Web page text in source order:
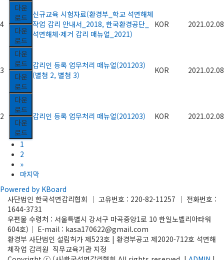
4
다운
로드
다운
로드
신규교육 시험자료(환경부_학교 석면해체
작업 감리 안내서_2018, 한국환경공단_
석면해체·제거 감리 매뉴얼_2021)
KOR 2021.02.08
3
다운
로드
다운
로드
감리인 등록 업무처리 매뉴얼(201203)
(별첨 2, 별첨 3)
KOR 2021.02.08
2
다운
로드
다운
로드
감리인 등록 업무처리 매뉴얼(201203) KOR 2021.02.08
1
2
»
마지막
Powered by KBoard
사단법인 한국석면감리협회 │ 고유번호 : 220-82-11257 │ 전화번호 :
1644-3731
우편물 수령처 : 서울특별시 강서구 마곡중앙1로 10 한일노벨리아타워
604호)│ E-mail : kasa170622@gmail.com
환경부 사단법인 설립허가 제523호 | 환경부공고 제2020-712호 석면해
체작업 감리원 직무교육기관 지정